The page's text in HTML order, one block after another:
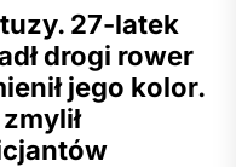
27-latek
drogi rower
jego kolor.